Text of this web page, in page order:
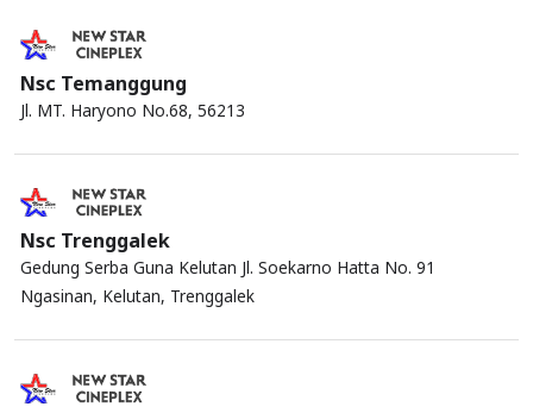
Nsc Temanggung
Jl. MT. Haryono No.68, 56213
Nsc Trenggalek
Gedung Serba Guna Kelutan Jl. Soekarno Hatta No. 91
Ngasinan, Kelutan, Trenggalek